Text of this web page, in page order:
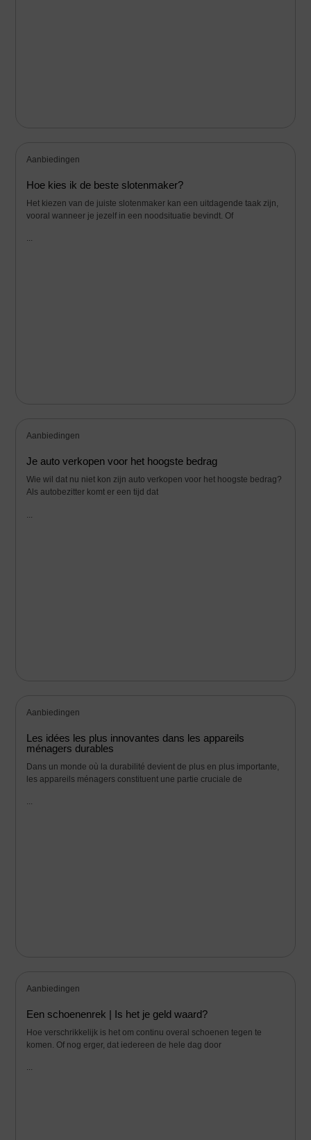
Aanbiedingen
Hoe kies ik de beste slotenmaker?
Het kiezen van de juiste slotenmaker kan een uitdagende taak zijn,
vooral wanneer je jezelf in een noodsituatie bevindt. Of
...
Aanbiedingen
Je auto verkopen voor het hoogste bedrag
Wie wil dat nu niet kon zijn auto verkopen voor het hoogste bedrag?
Als autobezitter komt er een tijd dat
Aanbiedingen
Les idées les plus innovantes dans les appareils
ménagers durables
Dans un monde où la durabilité devient de plus en plus importante,
les appareils ménagers constituent une partie cruciale de
...
Aanbiedingen
Een schoenenrek | Is het je geld waard?
Hoe verschrikkelijk is het om continu overal schoenen tegen te
komen. Of nog erger, dat iedereen de hele dag door
...